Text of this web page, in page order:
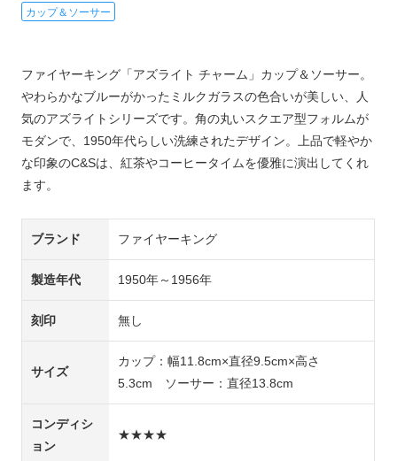
カップ＆ソーサー
ファイヤーキング「アズライト チャーム」カップ＆ソーサー。
やわらかなブルーがかったミルクガラスの色合いが美しい、人
気のアズライトシリーズです。角の丸いスクエア型フォルムが
モダンで、1950年代らしい洗練されたデザイン。上品で軽やか
な印象のC&Sは、紅茶やコーヒータイムを優雅に演出してくれ
ます。
ブランド ファイヤーキング
製造年代 1950年～1956年
刻印 無し
サイズ
カップ：幅11.8cm×直径9.5cm×高さ
5.3cm ソーサー：直径13.8cm
コンディシ
ョン
★★★★